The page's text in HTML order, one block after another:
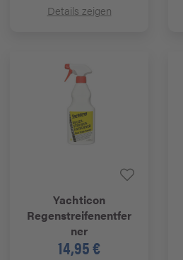
Details zeigen
Yachticon
Regenstreifenentfer
ner
14,95 €